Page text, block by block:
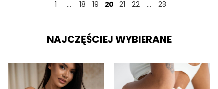
1 ... 18 19 20 21 22 ... 28
NAJCZĘŚCIEJ WYBIERANE